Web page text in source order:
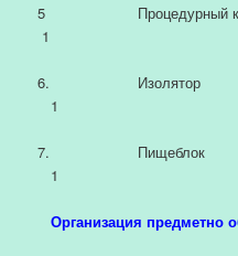
5
1
6.
1
7.
1
Организация предметно